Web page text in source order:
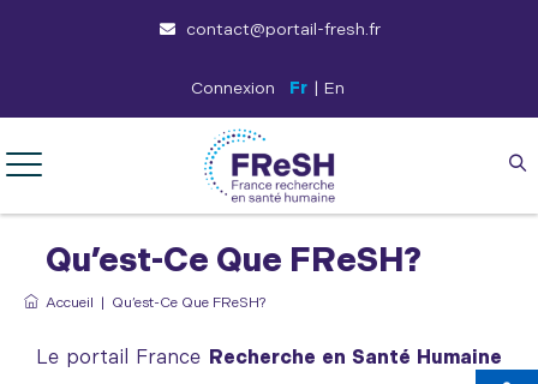
contact@portail-fresh.fr
Connexion Fr | En
Qu’est-Ce Que FReSH?
Accueil | Qu’est-Ce Que FReSH?
Le portail France Recherche en Santé Humaine